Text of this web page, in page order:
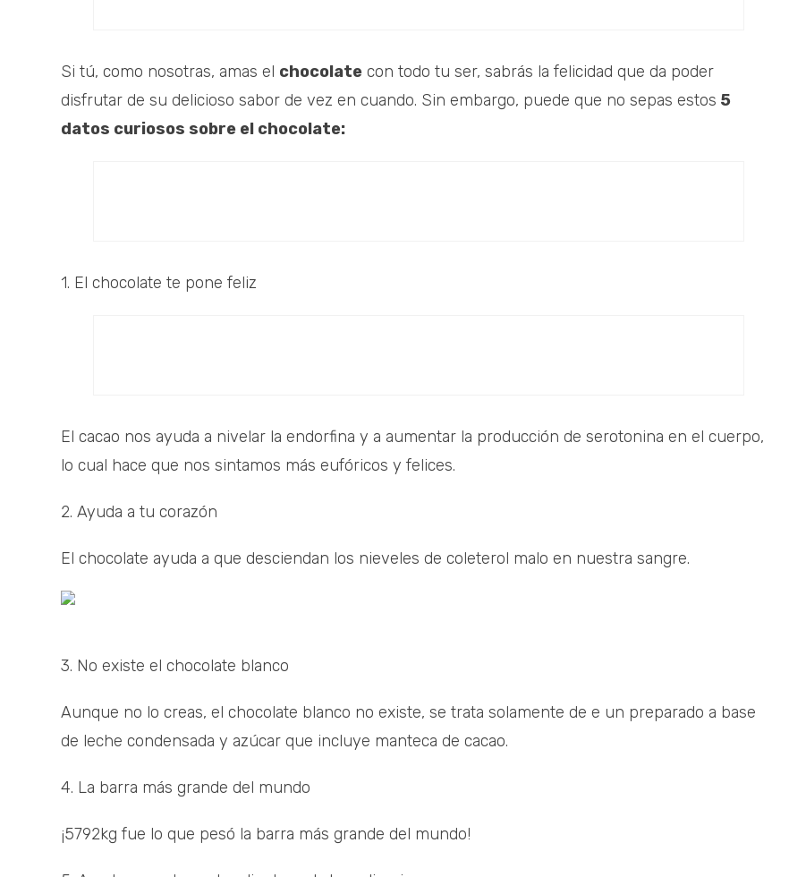
Si tú, como nosotras, amas el chocolate con todo tu ser, sabrás la felicidad que da poder
disfrutar de su delicioso sabor de vez en cuando. Sin embargo, puede que no sepas estos 5
datos curiosos sobre el chocolate:
1. El chocolate te pone feliz
El cacao nos ayuda a nivelar la endorfina y a aumentar la producción de serotonina en el cuerpo,
lo cual hace que nos sintamos más eufóricos y felices.
2. Ayuda a tu corazón
El chocolate ayuda a que desciendan los nieveles de coleterol malo en nuestra sangre.
3. No existe el chocolate blanco
Aunque no lo creas, el chocolate blanco no existe, se trata solamente de e un preparado a base
de leche condensada y azúcar que incluye manteca de cacao.
4. La barra más grande del mundo
¡5792kg fue lo que pesó la barra más grande del mundo!